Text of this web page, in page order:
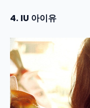
4. IU 아이유